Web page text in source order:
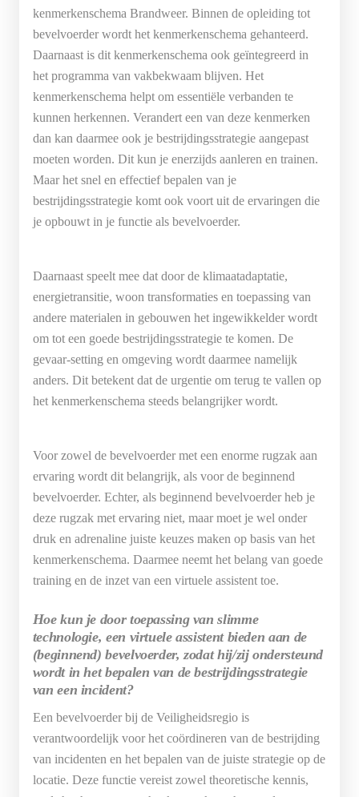
kenmerkenschema Brandweer. Binnen de opleiding tot
bevelvoerder wordt het kenmerkenschema gehanteerd.
Daarnaast is dit kenmerkenschema ook geïntegreerd in
het programma van vakbekwaam blijven. Het
kenmerkenschema helpt om essentiële verbanden te
kunnen herkennen. Verandert een van deze kenmerken
dan kan daarmee ook je bestrijdingsstrategie aangepast
moeten worden. Dit kun je enerzijds aanleren en trainen.
Maar het snel en effectief bepalen van je
bestrijdingsstrategie komt ook voort uit de ervaringen die
je opbouwt in je functie als bevelvoerder.
Daarnaast speelt mee dat door de klimaatadaptatie,
energietransitie, woon transformaties en toepassing van
andere materialen in gebouwen het ingewikkelder wordt
om tot een goede bestrijdingsstrategie te komen. De
gevaar-setting en omgeving wordt daarmee namelijk
anders. Dit betekent dat de urgentie om terug te vallen op
het kenmerkenschema steeds belangrijker wordt.
Voor zowel de bevelvoerder met een enorme rugzak aan
ervaring wordt dit belangrijk, als voor de beginnend
bevelvoerder. Echter, als beginnend bevelvoerder heb je
deze rugzak met ervaring niet, maar moet je wel onder
druk en adrenaline juiste keuzes maken op basis van het
kenmerkenschema. Daarmee neemt het belang van goede
training en de inzet van een virtuele assistent toe.
Hoe kun je door toepassing van slimme
technologie, een virtuele assistent bieden aan de
(beginnend) bevelvoerder, zodat hij/zij ondersteund
wordt in het bepalen van de bestrijdingsstrategie
van een incident?
Een bevelvoerder bij de Veiligheidsregio is
verantwoordelijk voor het coördineren van de bestrijding
van incidenten en het bepalen van de juiste strategie op de
locatie. Deze functie vereist zowel theoretische kennis,